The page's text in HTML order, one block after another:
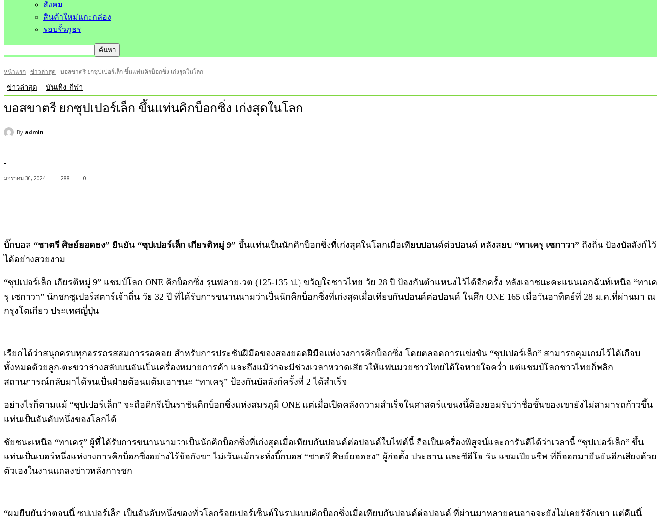
สังคม
สินค้าใหม่แกะกล่อง
รอบรั้วภูธร
หน้าแรก ข่าวล่าสุด บอสขาตรี ยกซุปเปอร์เล็ก ขึ้นแท่นคิกบ็อกซิ่ง เก่งสุดในโลก
ข่าวล่าสุด บันเทิง-กีฬา
บอสขาตรี ยกซุปเปอร์เล็ก ขึ้นแท่นคิกบ็อกซิ่ง เก่งสุดในโลก
By admin
-
มกราคม 30, 2024 288 0
บิ๊กบอส “ชาตรี ศิษย์ยอดธง” ยืนยัน “ซุปเปอร์เล็ก เกียรติหมู่ 9” ขึ้นแท่นเป็นนักคิกบ็อกซิ่งที่เก่งสุดในโลกเมื่อเทียบปอนด์ต่อปอนด์ หลังสยบ “ทาเครุ เซกาวา” ถึงถิ่น ป้องบัลลังก์ไว้
ได้อย่างสวยงาม
“ซุปเปอร์เล็ก เกียรติหมู่ 9” แชมป์โลก ONE คิกบ็อกซิ่ง รุ่นฟลายเวต (125-135 ป.) ขวัญใจชาวไทย วัย 28 ปี ป้องกันตำแหน่งไว้ได้อีกครั้ง หลังเอาชนะคะแนนเอกฉันท์เหนือ “ทาเค
รุ เซกาวา” นักชกซูเปอร์สตาร์เจ้าถิ่น วัย 32 ปี ที่ได้รับการขนานนามว่าเป็นนักคิกบ็อกซิ่งที่เก่งสุดเมื่อเทียบกันปอนด์ต่อปอนด์ ในศึก ONE 165 เมื่อวันอาทิตย์ที่ 28 ม.ค.ที่ผ่านมา ณ
กรุงโตเกียว ประเทศญี่ปุ่น
เรียกได้ว่าสนุกครบทุกอรรถรสสมการรอคอย สำหรับการประชันฝีมือของสองยอดฝีมือแห่งวงการคิกบ็อกซิ่ง โดยตลอดการแข่งขัน “ซุปเปอร์เล็ก” สามารถคุมเกมไว้ได้เกือบ
ทั้งหมดด้วยลูกเตะขวาล่างสลับบนอันเป็นเครื่องหมายการค้า และถึงแม้ว่าจะมีช่วงเวลาหวาดเสียวให้แฟนมวยชาวไทยได้ใจหายใจคว่ำ แต่แชมป์โลกชาวไทยก็พลิก
สถานการณ์กลับมาได้จนเป็นฝ่ายต้อนแต้มเอาชนะ “ทาเครุ” ป้องกันบัลลังก์ครั้งที่ 2 ได้สำเร็จ
อย่างไรก็ตามแม้ “ซุปเปอร์เล็ก” จะถือดีกรีเป็นราชันคิกบ็อกซิ่งแห่งสมรภูมิ ONE แต่เมื่อเปิดคลังความสำเร็จในศาสตร์แขนงนี้ต้องยอมรับว่าชื่อชั้นของเขายังไม่สามารถก้าวขึ้น
แท่นเป็นอันดับหนึ่งของโลกได้
ชัยชนะเหนือ “ทาเครุ” ผู้ที่ได้รับการขนานนามว่าเป็นนักคิกบ็อกซิ่งที่เก่งสุดเมื่อเทียบกันปอนด์ต่อปอนด์ในไฟต์นี้ ถือเป็นเครื่องพิสูจน์และการันตีได้ว่าเวลานี้ “ซุปเปอร์เล็ก” ขึ้น
แท่นเป็นเบอร์หนึ่งแห่งวงการคิกบ็อกซิ่งอย่างไร้ข้อกังขา ไม่เว้นแม้กระทั่งบิ๊กบอส “ชาตรี ศิษย์ยอดธง” ผู้ก่อตั้ง ประธาน และซีอีโอ วัน แชมเปียนชิพ ที่ก็ออกมายืนยันอีกเสียงด้วย
ตัวเองในงานแถลงข่าวหลังการชก
“ผมยืนยันว่าตอนนี้ ซุปเปอร์เล็ก เป็นอันดับหนึ่งของทั่วโลกร้อยเปอร์เซ็นต์ในรูปแบบคิกบ็อกซิ่งเมื่อเทียบกันปอนด์ต่อปอนด์ ที่ผ่านมาหลายคนอาจจะยังไม่เคยรู้จักเขา แต่คืนนี้